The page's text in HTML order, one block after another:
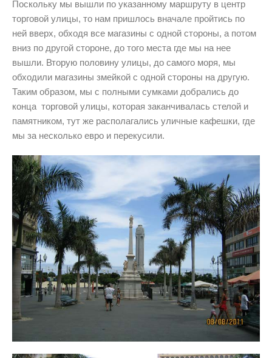
Поскольку мы вышли по указанному маршруту в центр
торговой улицы, то нам пришлось вначале пройтись по
ней вверх, обходя все магазины с одной стороны, а потом
вниз по другой стороне, до того места где мы на нее
вышли. Вторую половину улицы, до самого моря, мы
обходили магазины змейкой с одной стороны на другую.
Таким образом, мы с полными сумками добрались до
конца торговой улицы, которая заканчивалась стелой и
памятником, тут же располагались уличные кафешки, где
мы за несколько евро и перекусили.